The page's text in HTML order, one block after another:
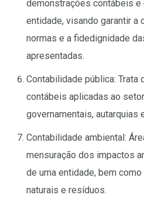
demonstrações contábeis
entidade, visando garantir a
normas e a fidedignidade
apresentadas.
Contabilidade pública: Trata
contábeis aplicadas ao
governamentais, autarquias
Contabilidade ambiental:
mensuração dos impactos
de uma entidade, bem
naturais e resíduos.